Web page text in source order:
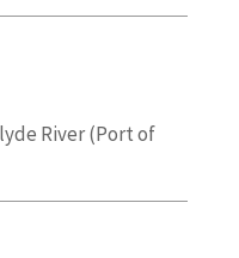
River (Port of